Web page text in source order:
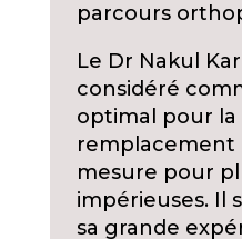
parcours
Le Dr Nakul
considéré
optimal pour
remplacement
mesure pour
impérieuses. Il
sa grande